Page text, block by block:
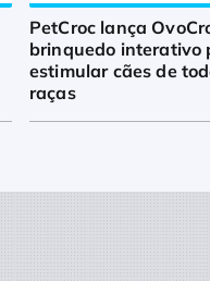
PetCroc lança
brinquedo interativo
estimular cães de
raças